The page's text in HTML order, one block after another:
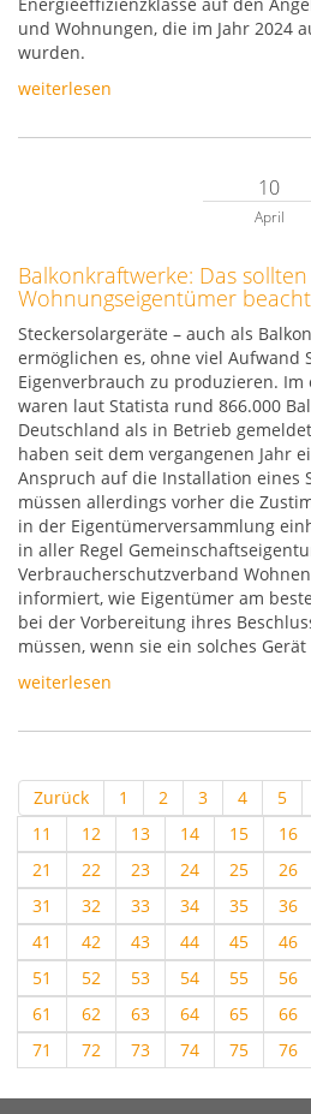
und Wohnungen, die im Jahr 2024
wurden.
weiterlesen
10
April
Balkonkraftwerke: Das sollten
Wohnungseigentümer
Steckersolargeräte – auch als
ermöglichen es, ohne viel Aufwand
Eigenverbrauch zu produzieren. Im
waren laut Statista rund 866.000
Deutschland als in Betrieb
haben seit dem vergangenen Jahr
Anspruch auf die Installation eines
müssen allerdings vorher die
in der Eigentümerversammlung
in aller Regel
Verbraucherschutzverband
informiert, wie Eigentümer am
bei der Vorbereitung ihres
müssen, wenn sie ein solches
weiterlesen
Zurück 1 2 3 4 5
11
12 13 14 15 16
21
22 23 24 25 26
31
32 33 34 35 36
41
42 43 44 45 46
51
52 53 54 55 56
61
62 63 64 65 66
71
72 73 74 75 76